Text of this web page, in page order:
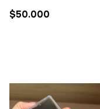
$50.000